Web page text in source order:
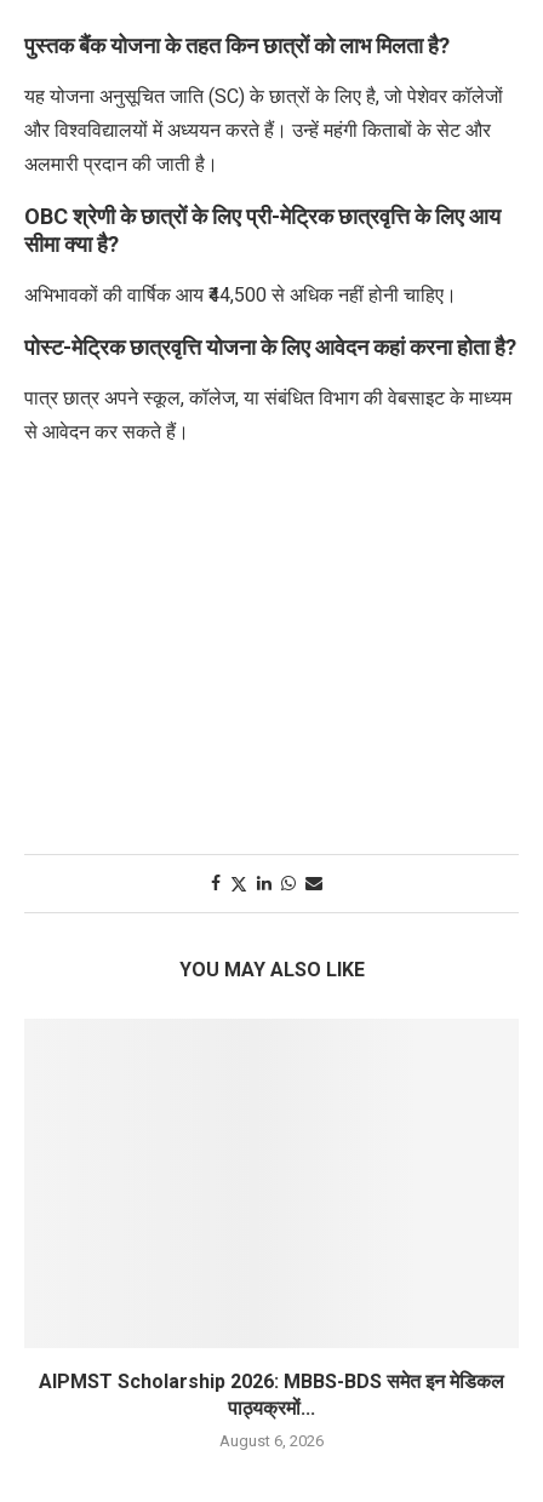
पुस्तक बैंक योजना के तहत किन छात्रों को लाभ मिलता है?
यह योजना अनुसूचित जाति (SC) के छात्रों के लिए है, जो पेशेवर कॉलेजों
और विश्वविद्यालयों में अध्ययन करते हैं। उन्हें महंगी किताबों के सेट और
अलमारी प्रदान की जाती है।
OBC श्रेणी के छात्रों के लिए प्री-मेट्रिक छात्रवृत्ति के लिए आय
सीमा क्या है?
अभिभावकों की वार्षिक आय ₹44,500 से अधिक नहीं होनी चाहिए।
पोस्ट-मेट्रिक छात्रवृत्ति योजना के लिए आवेदन कहां करना होता है?
पात्र छात्र अपने स्कूल, कॉलेज, या संबंधित विभाग की वेबसाइट के माध्यम
से आवेदन कर सकते हैं।
YOU MAY ALSO LIKE
AIPMST Scholarship 2026: MBBS-BDS समेत इन मेडिकल
पाठ्यक्रमों...
August 6, 2026